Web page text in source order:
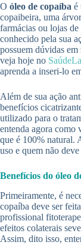
O óleo de copaíba é
copaibeira, uma
farmácias ou lojas
conhecido pela sua
possuem dúvidas
veja hoje no
aprenda a inseri-lo
Além de sua ação
benefícios
utilizado para o
entenda agora como
que é 100% natural.
uso e quem não
Benefícios do óleo
Primeiramente, é
copaíba deve ser
profissional
efeitos colaterais
Assim, dito isso,